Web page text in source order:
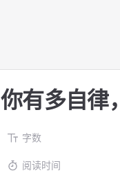
你有多自律
字数
阅读时间